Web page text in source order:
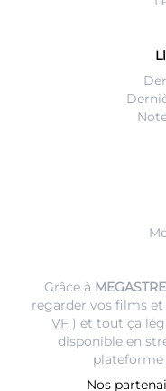
Grâce à
regarder vos films et
VF) et tout ça
disponible en
Nos